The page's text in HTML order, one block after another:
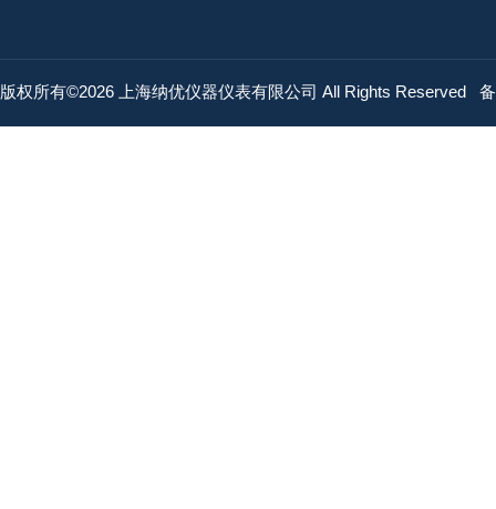
版权所有©2026 上海纳优仪器仪表有限公司 All Rights Reserved